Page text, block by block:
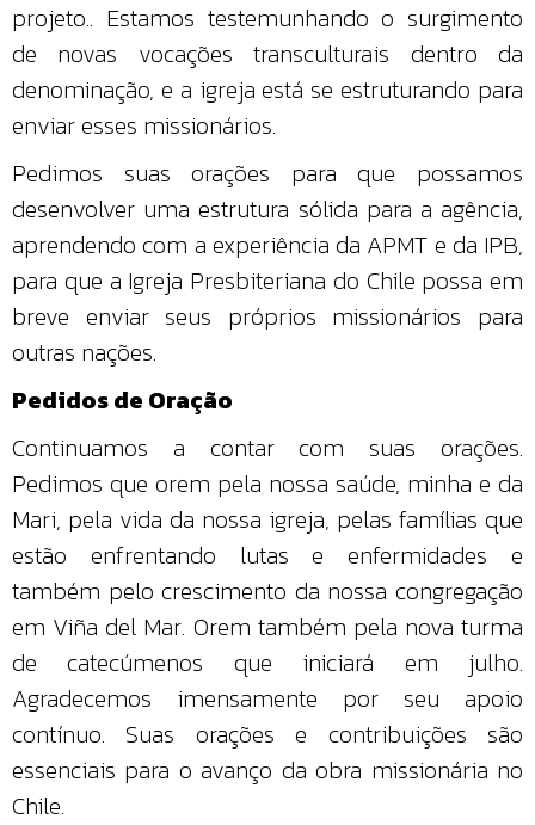
projeto.. Estamos testemunhando o surgimento
de novas vocações transculturais dentro da
denominação, e a igreja está se estruturando para
enviar esses missionários.
Pedimos suas orações para que possamos
desenvolver uma estrutura sólida para a agência,
aprendendo com a experiência da APMT e da IPB,
para que a Igreja Presbiteriana do Chile possa em
breve enviar seus próprios missionários para
outras nações.
Pedidos de Oração
Continuamos a contar com suas orações.
Pedimos que orem pela nossa saúde, minha e da
Mari, pela vida da nossa igreja, pelas famílias que
estão enfrentando lutas e enfermidades e
também pelo crescimento da nossa congregação
em Viña del Mar. Orem também pela nova turma
de catecúmenos que iniciará em julho.
Agradecemos imensamente por seu apoio
contínuo. Suas orações e contribuições são
essenciais para o avanço da obra missionária no
Chile.